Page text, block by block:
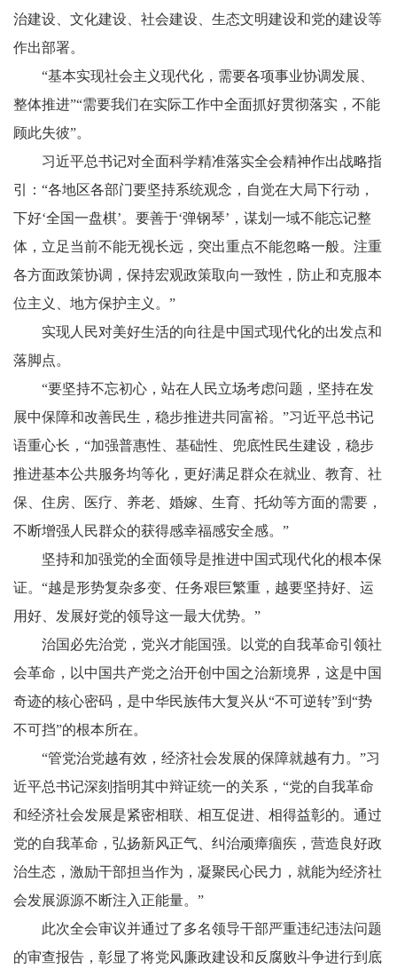
治建设、文化建设、社会建设、生态文明建设和党的建设等
作出部署。
“基本实现社会主义现代化，需要各项事业协调发展、
整体推进”“需要我们在实际工作中全面抓好贯彻落实，不能
顾此失彼”。
习近平总书记对全面科学精准落实全会精神作出战略指
引：“各地区各部门要坚持系统观念，自觉在大局下行动，
下好‘全国一盘棋’。要善于‘弹钢琴’，谋划一域不能忘记整
体，立足当前不能无视长远，突出重点不能忽略一般。注重
各方面政策协调，保持宏观政策取向一致性，防止和克服本
位主义、地方保护主义。”
实现人民对美好生活的向往是中国式现代化的出发点和
落脚点。
“要坚持不忘初心，站在人民立场考虑问题，坚持在发
展中保障和改善民生，稳步推进共同富裕。”习近平总书记
语重心长，“加强普惠性、基础性、兜底性民生建设，稳步
推进基本公共服务均等化，更好满足群众在就业、教育、社
保、住房、医疗、养老、婚嫁、生育、托幼等方面的需要，
不断增强人民群众的获得感幸福感安全感。”
坚持和加强党的全面领导是推进中国式现代化的根本保
证。“越是形势复杂多变、任务艰巨繁重，越要坚持好、运
用好、发展好党的领导这一最大优势。”
治国必先治党，党兴才能国强。以党的自我革命引领社
会革命，以中国共产党之治开创中国之治新境界，这是中国
奇迹的核心密码，是中华民族伟大复兴从“不可逆转”到“势
不可挡”的根本所在。
“管党治党越有效，经济社会发展的保障就越有力。”习
近平总书记深刻指明其中辩证统一的关系，“党的自我革命
和经济社会发展是紧密相联、相互促进、相得益彰的。通过
党的自我革命，弘扬新风正气、纠治顽瘴痼疾，营造良好政
治生态，激励干部担当作为，凝聚民心民力，就能为经济社
会发展源源不断注入正能量。”
此次全会审议并通过了多名领导干部严重违纪违法问题
的审查报告，彰显了将党风廉政建设和反腐败斗争进行到底